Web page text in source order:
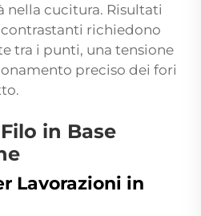
nella cucitura. Risultati
richiedono
tra i punti, una tensione
preciso dei fori
in Base
Lavorazioni in